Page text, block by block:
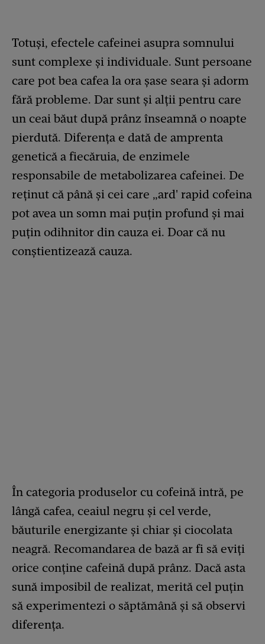
Totuși, efectele cafeinei asupra somnului
sunt complexe și individuale. Sunt persoane
care pot bea cafea la ora șase seara și adorm
fără probleme. Dar sunt și alții pentru care
un ceai băut după prânz înseamnă o noapte
pierdută. Diferența e dată de amprenta
genetică a fiecăruia, de enzimele
responsabile de metabolizarea cafeinei. De
reținut că până și cei care „ard' rapid cofeina
pot avea un somn mai puțin profund și mai
puțin odihnitor din cauza ei. Doar că nu
conștientizează cauza.
În categoria produselor cu cofeină intră, pe
lângă cafea, ceaiul negru și cel verde,
băuturile energizante și chiar și ciocolata
neagră. Recomandarea de bază ar fi să eviți
orice conține cafeină după prânz. Dacă asta
sună imposibil de realizat, merită cel puțin
să experimentezi o săptămână și să observi
diferența.